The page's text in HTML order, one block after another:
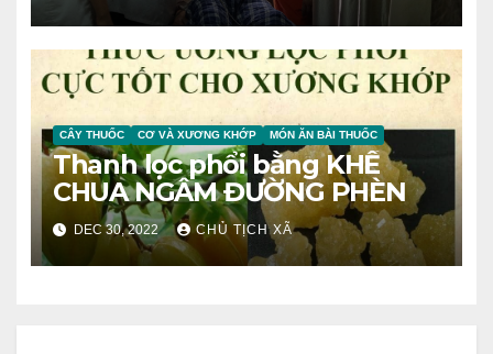
CÂY THUỐC CƠ VÀ XƯƠNG KHỚP MÓN ĂN BÀI THUỐC
Thanh lọc phổi bằng KHẾ
CHUA NGÂM ĐƯỜNG PHÈN
DEC 30, 2022 CHỦ TỊCH XÃ